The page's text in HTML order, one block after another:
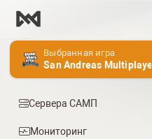
Выбранная игра
San Andreas Multiplayer
Сервера САМП
Мониторинг